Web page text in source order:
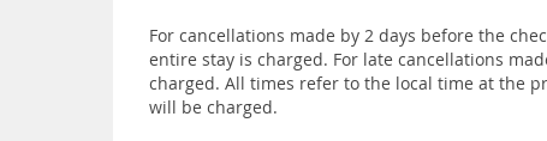
For cancellations made by 2 days before the
entire stay is charged. For late cancellations
charged. All times refer to the local time at the
will be charged.